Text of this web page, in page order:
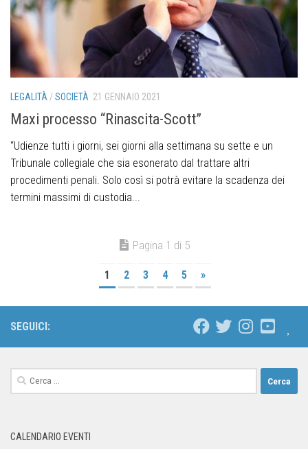
LEGALITÀ /SOCIETÀ 21 GENNAIO 2021
Maxi processo “Rinascita-Scott”
“Udienze tutti i giorni, sei giorni alla settimana su sette e un
Tribunale collegiale che sia esonerato dal trattare altri
procedimenti penali. Solo così si potrà evitare la scadenza dei
termini massimi di custodia...
Pagina 1 di 5
1 2 3 4 5 »
SEGUICI:
CALENDARIO EVENTI